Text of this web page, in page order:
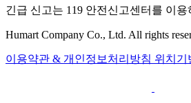
긴급 신고는 119 안전신고센터를 이
Humart Company Co., Ltd. All rights
이용약관 & 개인정보처리방침 위치기